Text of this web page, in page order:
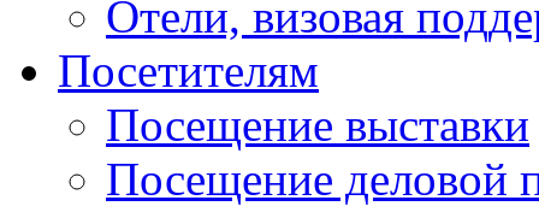
Отели, визовая
Посетителям
Посещение выставки
Посещение деловой